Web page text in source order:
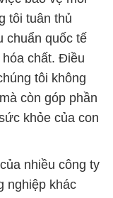
tôi tuân thủ
chuẩn quốc tế
chất. Điều
tôi không
còn góp phần
khỏe của con
nhiều công ty
nghiệp khác